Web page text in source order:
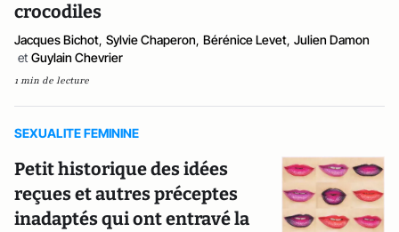
crocodiles
Jacques Bichot, Sylvie Chaperon, Bérénice Levet, Julien Damon
et Guylain Chevrier
1 min de lecture
SEXUALITE FEMININE
Petit historique des idées
reçues et autres préceptes
inadaptés qui ont entravé la